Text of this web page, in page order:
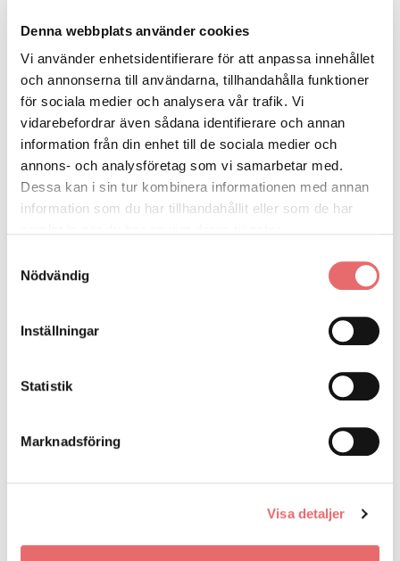
Denna webbplats använder cookies
Vi använder enhetsidentifierare för att anpassa innehållet
och annonserna till användarna, tillhandahålla funktioner
för sociala medier och analysera vår trafik. Vi
vidarebefordrar även sådana identifierare och annan
information från din enhet till de sociala medier och
annons- och analysföretag som vi samarbetar med.
Dessa kan i sin tur kombinera informationen med annan
information som du har tillhandahållit eller som de har
Nödvändig
Inställningar
Statistik
Marknadsföring
Visa detaljer